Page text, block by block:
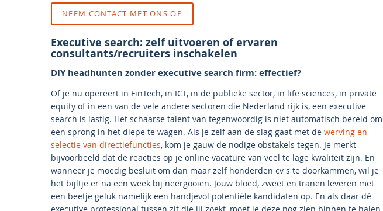
NEEM CONTACT MET ONS OP
Executive search: zelf uitvoeren of ervaren
consultants/recruiters inschakelen
DIY headhunten zonder executive search firm: effectief?
Of je nu opereert in FinTech, in ICT, in de publieke sector, in life sciences, in private
equity of in een van de vele andere sectoren die Nederland rijk is, een executive
search is lastig. Het schaarse talent van tegenwoordig is niet automatisch bereid om
een sprong in het diepe te wagen. Als je zelf aan de slag gaat met de werving en
selectie van directiefuncties, kom je gauw de nodige obstakels tegen. Je merkt
bijvoorbeeld dat de reacties op je online vacature van veel te lage kwaliteit zijn. En
wanneer je moedig besluit om dan maar zelf honderden cv's te doorkammen, wil je
het bijltje er na een week bij neergooien. Jouw bloed, zweet en tranen leveren met
een beetje geluk namelijk een handjevol potentiële kandidaten op. En als daar dé